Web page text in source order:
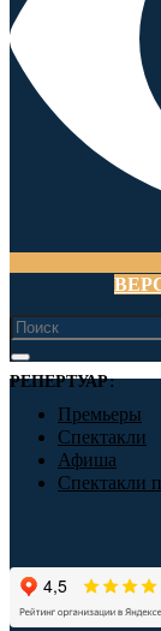
РЕПЕРТУАР:
Премьеры
Спектакли
Афиша
Спектакли